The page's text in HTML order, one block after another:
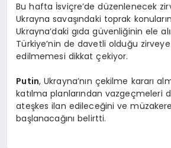
Bu hafta İsviçre’de düzenlenecek
Ukrayna savaşındaki toprak
Ukrayna’daki gıda güvenliğinin ele
Türkiye’nin de davetli olduğu zirveye
edilmemesi dikkat çekiyor.
Putin, Ukrayna’nın çekilme kararı
katılma planlarından vazgeçmeleri
ateşkes ilan edileceğini ve
başlanacağını belirtti.